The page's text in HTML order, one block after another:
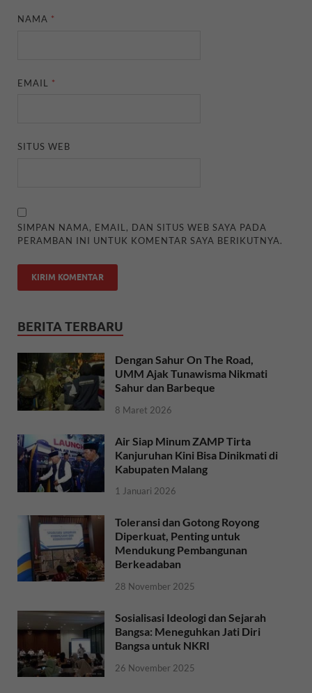
NAMA *
EMAIL *
SITUS WEB
SIMPAN NAMA, EMAIL, DAN SITUS WEB SAYA PADA
PERAMBAN INI UNTUK KOMENTAR SAYA BERIKUTNYA.
BERITA TERBARU
Dengan Sahur On The Road,
UMM Ajak Tunawisma Nikmati
Sahur dan Barbeque
8 Maret 2026
Air Siap Minum ZAMP Tirta
Kanjuruhan Kini Bisa Dinikmati di
Kabupaten Malang
1 Januari 2026
Toleransi dan Gotong Royong
Diperkuat, Penting untuk
Mendukung Pembangunan
Berkeadaban
28 November 2025
Sosialisasi Ideologi dan Sejarah
Bangsa: Meneguhkan Jati Diri
Bangsa untuk NKRI
26 November 2025